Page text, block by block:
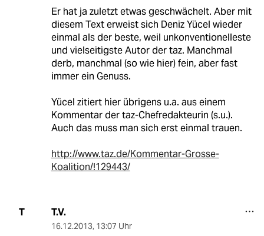
Er hat ja zuletzt etwas geschwächelt. Aber mit
diesem Text erweist sich Deniz Yücel wieder
einmal als der beste, weil unkonventionelleste
und vielseitigste Autor der taz. Manchmal
derb, manchmal (so wie hier) fein, aber fast
immer ein Genuss.
Yücel zitiert hier übrigens u.a. aus einem
Kommentar der taz-Chefredakteurin (s.u.).
Auch das muss man sich erst einmal trauen.
http://www.taz.de/Kommentar-Grosse-
Koalition/!129443/
T T.V.
16.12.2013, 13:07 Uhr